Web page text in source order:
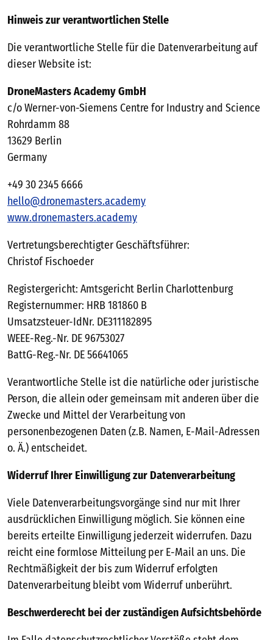
Hinweis zur verantwortlichen Stelle
Die verantwortliche Stelle für die Datenverarbeitung auf
dieser Website ist:
DroneMasters Academy GmbH
c/o Werner-von-Siemens Centre for Industry and Science
Rohrdamm 88
13629 Berlin
Germany
+49 30 2345 6666
hello@dronemasters.academy
www.dronemasters.academy
Vertretungsberechtigter Geschäftsführer:
Christof Fischoeder
Registergericht: Amtsgericht Berlin Charlottenburg
Registernummer: HRB 181860 B
Umsatzsteuer-IdNr. DE311182895
WEEE-Reg.-Nr. DE 96753027
BattG-Reg.-Nr. DE 56641065
Verantwortliche Stelle ist die natürliche oder juristische
Person, die allein oder gemeinsam mit anderen über die
Zwecke und Mittel der Verarbeitung von
personenbezogenen Daten (z.B. Namen, E-Mail-Adressen
o. Ä.) entscheidet.
Widerruf Ihrer Einwilligung zur Datenverarbeitung
Viele Datenverarbeitungsvorgänge sind nur mit Ihrer
ausdrücklichen Einwilligung möglich. Sie können eine
bereits erteilte Einwilligung jederzeit widerrufen. Dazu
reicht eine formlose Mitteilung per E-Mail an uns. Die
Rechtmäßigkeit der bis zum Widerruf erfolgten
Datenverarbeitung bleibt vom Widerruf unberührt.
Beschwerderecht bei der zuständigen Aufsichtsbehörde